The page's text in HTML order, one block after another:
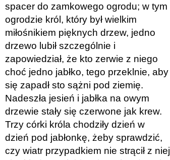
spacer do zamkowego ogrodu; w tym
ogrodzie król, który był wielkim
miłośnikiem pięknych drzew, jedno
drzewo lubił szczególnie i
zapowiedział, że kto zerwie z niego
choć jedno jabłko, tego przeklnie, aby
się zapadł sto sążni pod ziemię.
Nadeszła jesień i jabłka na owym
drzewie stały się czerwone jak krew.
Trzy córki króla chodziły dzień w
dzień pod jabłonkę, żeby sprawdzić,
czy wiatr przypadkiem nie strącił z niej